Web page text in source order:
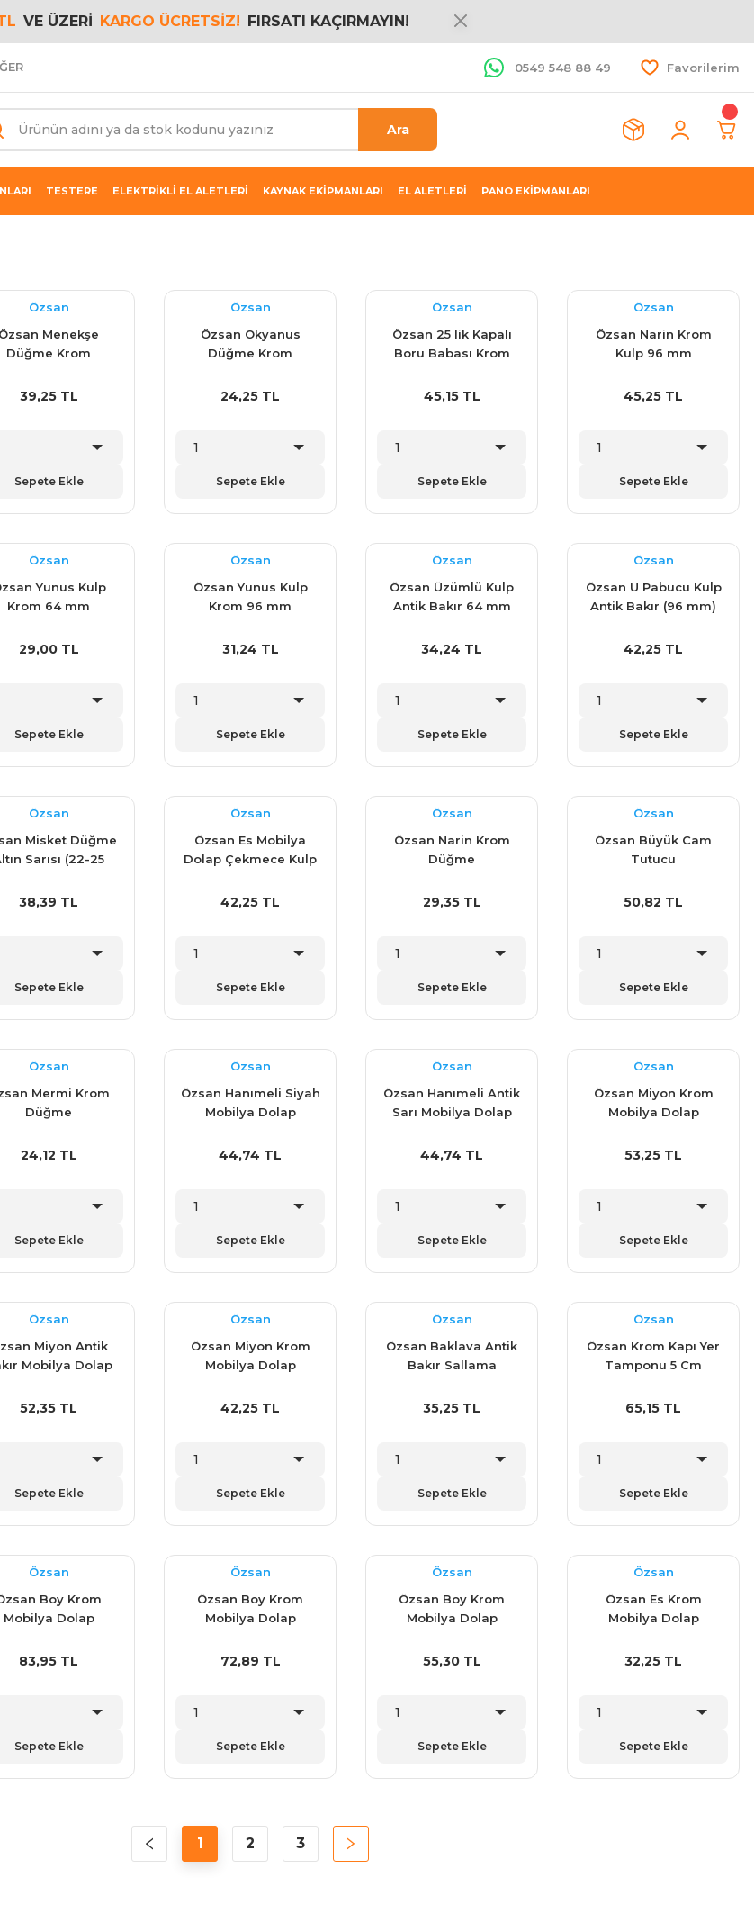
VE ÜZERİ KARGO ÜCRETSİZ! FIRSATI KAÇIRMAYIN!
0549 548 88 49 Favorilerim
Ara
TESTERE ELEKTRİKLİ EL ALETLERİ KAYNAK EKİPMANLARI EL ALETLERİ PANO EKİPMANLARI
Özsan
Özsan Menekşe
Düğme Krom
39,25 TL
Sepete Ekle
Özsan
Özsan Okyanus
Düğme Krom
24,25 TL
Sepete Ekle
Özsan
Özsan 25 lik Kapalı
Boru Babası Krom
45,15 TL
Sepete Ekle
Özsan
Özsan Narin Krom
Kulp 96 mm
45,25 TL
Sepete Ekle
Özsan
Yunus Kulp
Krom 64 mm
29,00 TL
Sepete Ekle
Özsan
Özsan Yunus Kulp
Krom 96 mm
31,24 TL
Sepete Ekle
Özsan
Özsan Üzümlü Kulp
Antik Bakır 64 mm
34,24 TL
Sepete Ekle
Özsan
Özsan U Pabucu Kulp
Antik Bakır (96 mm)
42,25 TL
Sepete Ekle
Özsan
Misket Düğme
Sarısı (22-25
38,39 TL
Sepete Ekle
Özsan
Özsan Es Mobilya
Dolap Çekmece Kulp
42,25 TL
Sepete Ekle
Özsan
Özsan Narin Krom
Düğme
29,35 TL
Sepete Ekle
Özsan
Özsan Büyük Cam
Tutucu
50,82 TL
Sepete Ekle
Özsan
Mermi Krom
Düğme
24,12 TL
Sepete Ekle
Özsan
Özsan Hanımeli Siyah
Mobilya Dolap
mm
44,74 TL
Sepete Ekle
Özsan
Özsan Hanımeli Antik
Sarı Mobilya Dolap
mm
44,74 TL
Sepete Ekle
Özsan
Özsan Miyon Krom
Mobilya Dolap
mm
53,25 TL
Sepete Ekle
Özsan
Miyon Antik
Mobilya Dolap
mm
52,35 TL
Sepete Ekle
Özsan
Özsan Miyon Krom
Mobilya Dolap
42,25 TL
Sepete Ekle
Özsan
Özsan Baklava Antik
Bakır Sallama
35,25 TL
Sepete Ekle
Özsan
Özsan Krom Kapı Yer
Tamponu 5 Cm
65,15 TL
Sepete Ekle
Özsan
Boy Krom
Mobilya Dolap
mm
83,95 TL
Sepete Ekle
Özsan
Özsan Boy Krom
Mobilya Dolap
mm
72,89 TL
Sepete Ekle
Özsan
Özsan Boy Krom
Mobilya Dolap
55,30 TL
Sepete Ekle
Özsan
Özsan Es Krom
Mobilya Dolap
32,25 TL
Sepete Ekle
1 2 3